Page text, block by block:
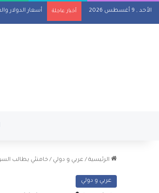
الأحد , 9 أغسطس 2026 أخبار عاجلة أسعار الدولار
الرئيسية / عربي و دولي / خامنئي يطالب
عربي و دولي